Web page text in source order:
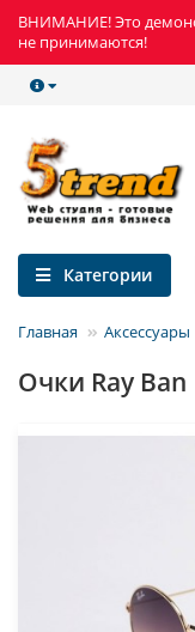
ВНИМАНИЕ! Это
не принимаются!
Категории
Главная Аксессуары
Очки Ray Ban